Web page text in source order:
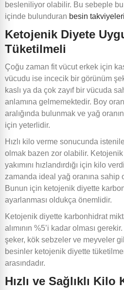
besleniliyor olabilir. Bu sebeple
içinde bulunduran besin takviyeleri
Ketojenik Diyete
Tüketilmeli
Çoğu zaman fit vücut erkek için
vücudu ise incecik bir görünüm
kaslı ya da çok zayıf bir vücuda
anlamına gelmemektedir. Boy
aralığında bulunmak ve yağ
için yeterlidir.
Hızlı kilo verme sonucunda
olmak bazen zor olabilir.
yakımını hızlandırdığı için kilo
zamanda ideal yağ oranına sahip
Bunun için ketojenik diyette
ayarlanması oldukça önemlidir.
Ketojenik diyette karbonhidrat
alımının %5’i kadar olması
şeker, kök sebzeler ve meyveler
besinler ketojenik diyette
arasındadır.
Hızlı ve Sağlıklı Kilo